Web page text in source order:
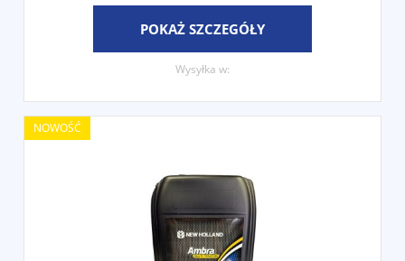
POKAŻ SZCZEGÓŁY
Wysyłka w:
NOWOŚĆ